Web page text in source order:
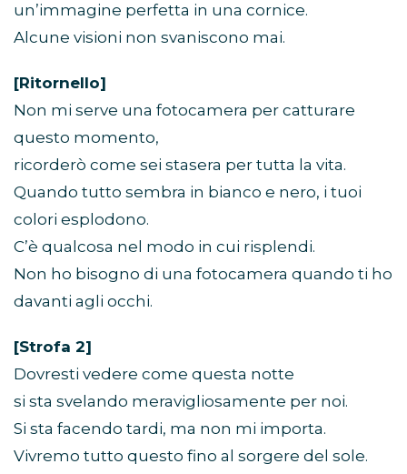
un’immagine perfetta in una cornice.
Alcune visioni non svaniscono mai.
[Ritornello]
Non mi serve una fotocamera per catturare
questo momento,
ricorderò come sei stasera per tutta la vita.
Quando tutto sembra in bianco e nero, i tuoi
colori esplodono.
C’è qualcosa nel modo in cui risplendi.
Non ho bisogno di una fotocamera quando ti ho
davanti agli occhi.
[Strofa 2]
Dovresti vedere come questa notte
si sta svelando meravigliosamente per noi.
Si sta facendo tardi, ma non mi importa.
Vivremo tutto questo fino al sorgere del sole.